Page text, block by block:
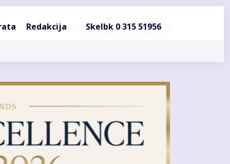
Redakcija Skelbk 0 315 51956